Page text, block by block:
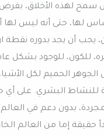
سمح لهذه الأخلاق، بفرض
لها، حتى أنه ليس
أن يجد بدوره نقطة
للكون، للوجود بشكل
الجوهر الحميم لكل
للنشاط البشري. على أي
بدون دعم في العالم
حقيقة إما من العالم